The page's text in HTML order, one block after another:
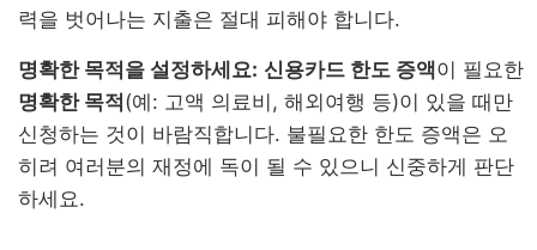
력을 벗어나는 지출은 절대 피해야 합니다.
명확한 목적을 설정하세요: 신용카드 한도 증액이 필요한
명확한 목적(예: 고액 의료비, 해외여행 등)이 있을 때만
신청하는 것이 바람직합니다. 불필요한 한도 증액은 오
히려 여러분의 재정에 독이 될 수 있으니 신중하게 판단
하세요.